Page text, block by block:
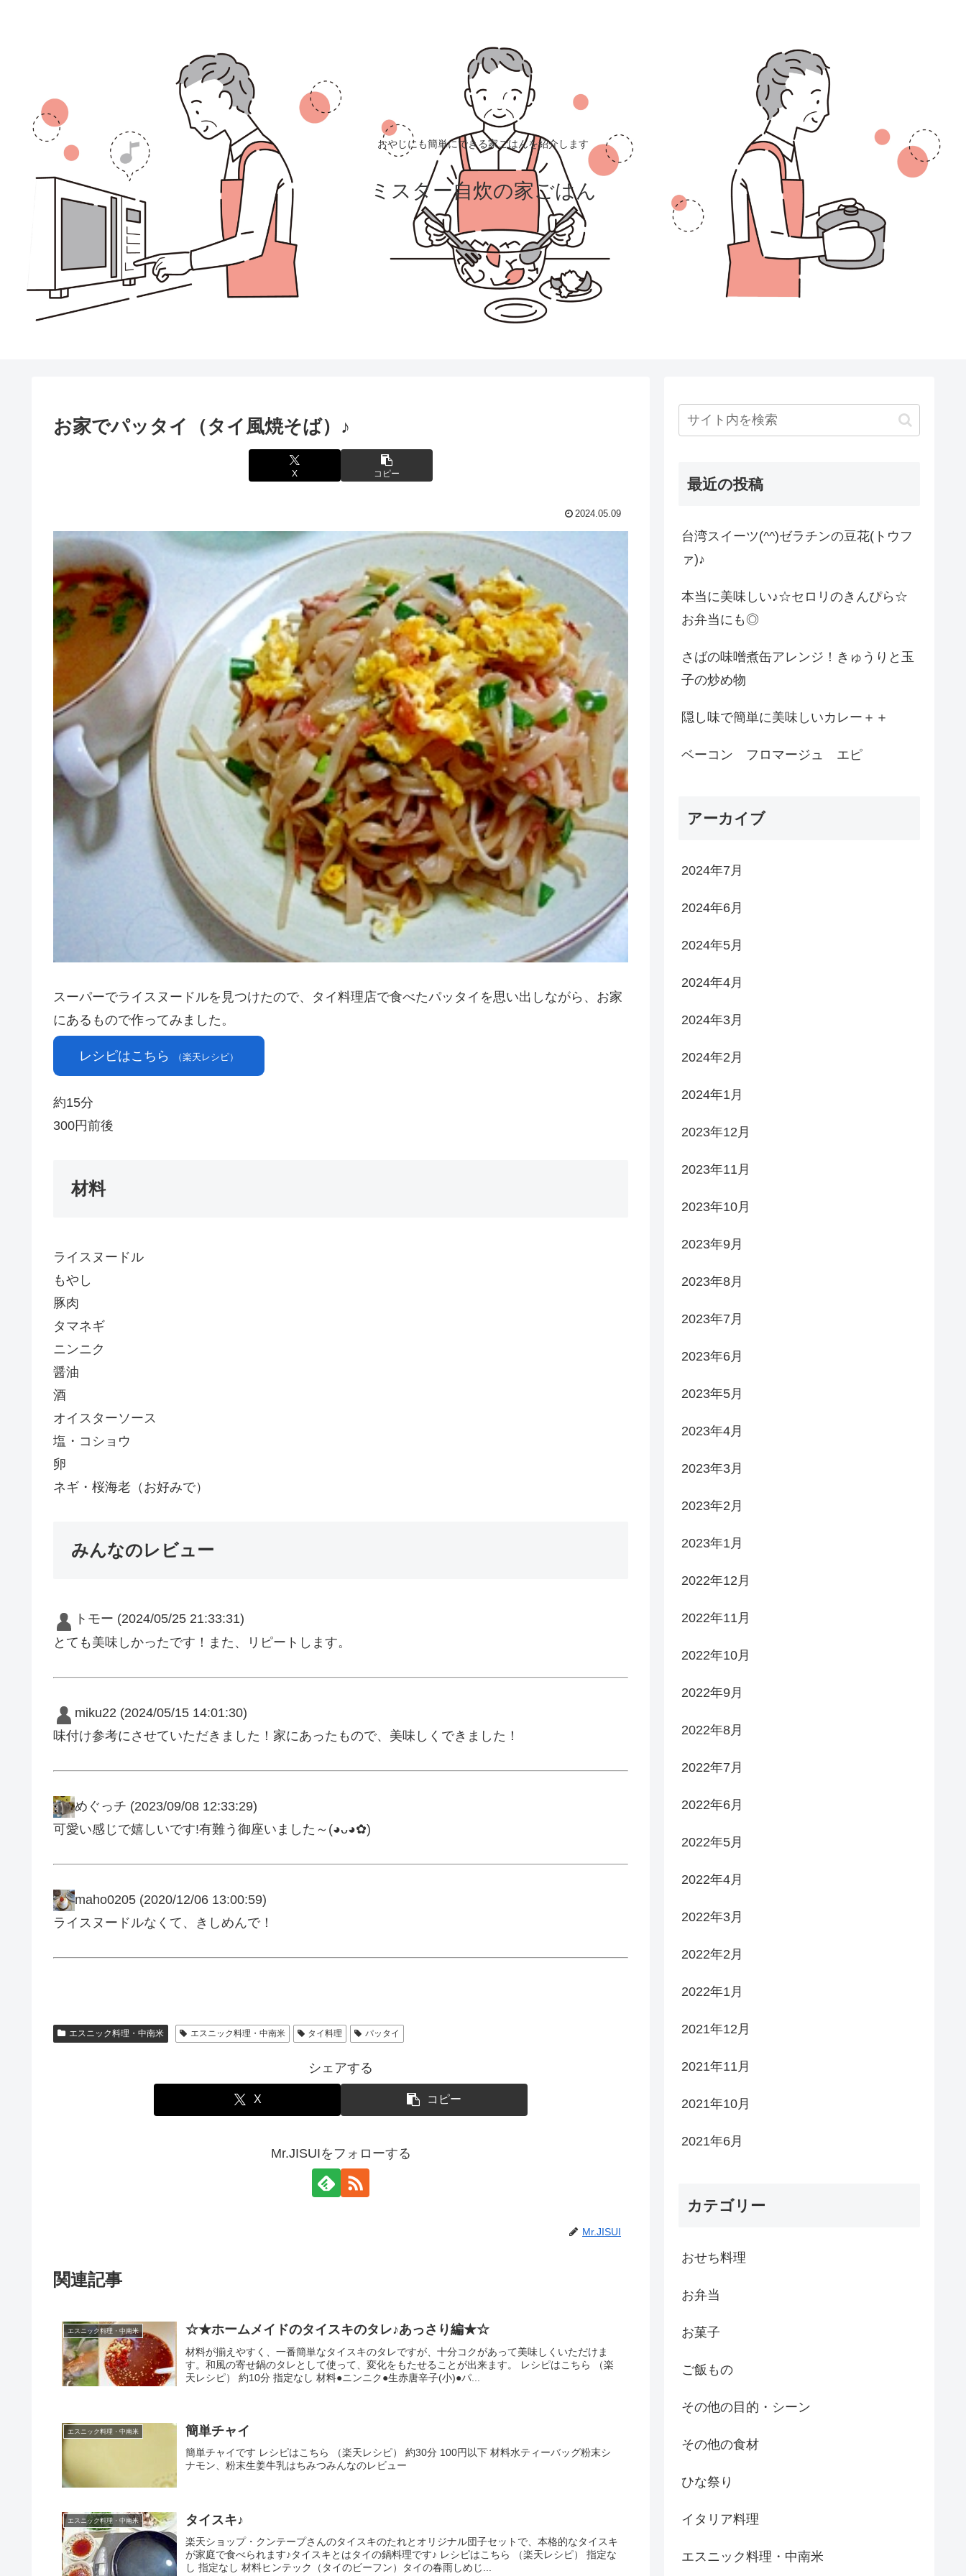
おやじにも簡単にできる家ごはんを紹介します
ミスター自炊の家ごはん
お家でパッタイ（タイ風焼そば）♪
X コピー
2024.05.09
スーパーでライスヌードルを見つけたので、タイ料理店で食べたパッタイを思い出しながら、お家
にあるもので作ってみました。
レシピはこちら （楽天レシピ）
約15分
300円前後
材料
ライスヌードル
もやし
豚肉
タマネギ
ニンニク
醤油
酒
オイスターソース
塩・コショウ
卵
ネギ・桜海老（お好みで）
みんなのレビュー
トモー (2024/05/25 21:33:31)
とても美味しかったです！また、リピートします。
miku22 (2024/05/15 14:01:30)
味付け参考にさせていただきました！家にあったもので、美味しくできました！
めぐっチ (2023/09/08 12:33:29)
可愛い感じで嬉しいです!有難う御座いました～(⁠◕⁠ᴗ⁠◕⁠✿⁠)
maho0205 (2020/12/06 13:00:59)
ライスヌードルなくて、きしめんで！
エスニック料理・中南米 エスニック料理・中南米 タイ料理 パッタイ
シェアする
X コピー
Mr.JISUIをフォローする
Mr.JISUI
関連記事
エスニック料理・中南米 ☆★ホームメイドのタイスキのタレ♪あっさり編★☆
材料が揃えやすく、一番簡単なタイスキのタレですが、十分コクがあって美味しくいただけま
す。和風の寄せ鍋のタレとして使って、変化をもたせることが出来ます。 レシピはこちら （楽
天レシピ） 約10分 指定なし 材料●ニンニク●生赤唐辛子(小)●パ...
エスニック料理・中南米 簡単チャイ
簡単チャイです レシピはこちら （楽天レシピ） 約30分 100円以下 材料水ティーバッグ粉末シ
ナモン、粉末生姜牛乳はちみつみんなのレビュー
エスニック料理・中南米 タイスキ♪
楽天ショップ・クンテープさんのタイスキのたれとオリジナル団子セットで、本格的なタイスキ
が家庭で食べられます♪タイスキとはタイの鍋料理です♪ レシピはこちら （楽天レシピ） 指定な
し 指定なし 材料ヒンテック（タイのビーフン）タイの春雨しめじ...
最近の投稿
台湾スイーツ(^^)ゼラチンの豆花(トウフ
ァ)♪
本当に美味しい♪☆セロリのきんぴら☆
お弁当にも◎
さばの味噌煮缶アレンジ！きゅうりと玉
子の炒め物
隠し味で簡単に美味しいカレー＋＋
ベーコン フロマージュ エピ
アーカイブ
2024年7月
2024年6月
2024年5月
2024年4月
2024年3月
2024年2月
2024年1月
2023年12月
2023年11月
2023年10月
2023年9月
2023年8月
2023年7月
2023年6月
2023年5月
2023年4月
2023年3月
2023年2月
2023年1月
2022年12月
2022年11月
2022年10月
2022年9月
2022年8月
2022年7月
2022年6月
2022年5月
2022年4月
2022年3月
2022年2月
2022年1月
2021年12月
2021年11月
2021年10月
2021年6月
カテゴリー
おせち料理
お弁当
お菓子
ご飯もの
その他の目的・シーン
その他の食材
ひな祭り
イタリア料理
エスニック料理・中南米